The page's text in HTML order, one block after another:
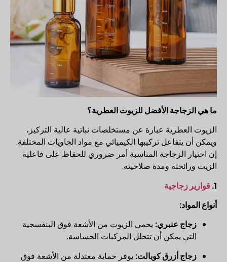
ما هي الزجاجة الأفضل للزيوت العطرية؟
الزيوت العطرية عبارة عن مستخلصات نباتية عالية التركيز،
ويمكن أن يتفاعل تركيبها الكيميائي مع مواد الحاويات المختلفة.
إن اختيار الزجاجة المناسبة أمر ضروري للحفاظ على فاعلية
الزيت ورائحته ومدة صلاحيته.
1. قوارير زجاجية
أنواع المواد:
زجاج عنبري: يحمي الزيوت من الأشعة فوق البنفسجية
التي يمكن أن تتحلل المركبات الحساسة.
زجاج أزرق كوبالت: يوفر حماية معتدلة من الأشعة فوق